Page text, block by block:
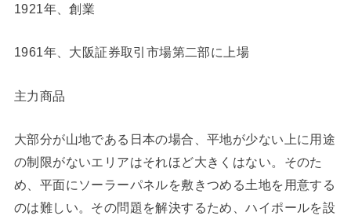
1921年、創業
1961年、大阪証券取引市場第二部に上場
主力商品
大部分が山地である日本の場合、平地が少ない上に用途
の制限がないエリアはそれほど大きくはない。そのた
め、平面にソーラーパネルを敷きつめる土地を用意する
のは難しい。その問題を解決するため、ハイポールを設